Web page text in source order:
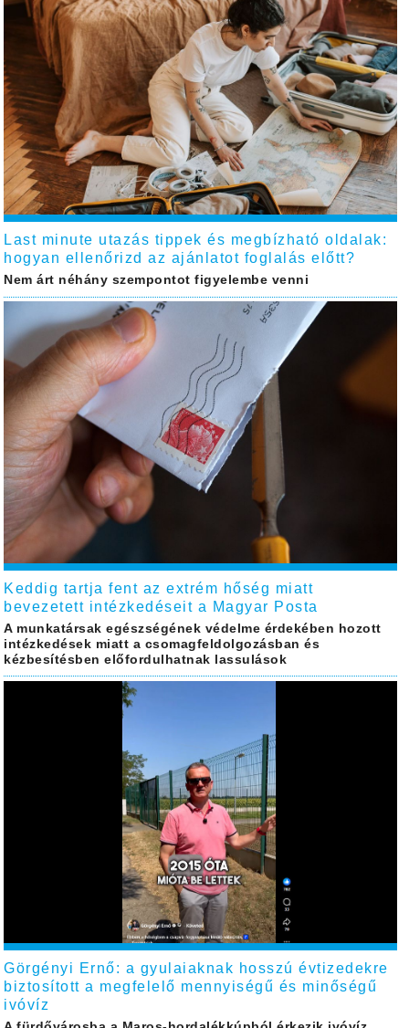
Last minute utazás tippek és megbízható oldalak:
hogyan ellenőrizd az ajánlatot foglalás előtt?
Nem árt néhány szempontot figyelembe venni
Keddig tartja fent az extrém hőség miatt
bevezetett intézkedéseit a Magyar Posta
A munkatársak egészségének védelme érdekében hozott
intézkedések miatt a csomagfeldolgozásban és
kézbesítésben előfordulhatnak lassulások
Görgényi Ernő: a gyulaiaknak hosszú évtizedekre
biztosított a megfelelő mennyiségű és minőségű
ivóvíz